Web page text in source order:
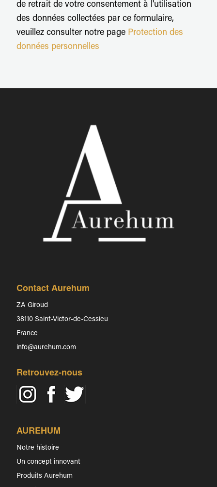
de retrait de votre consentement à l'utilisation
des données collectées par ce formulaire,
veuillez consulter notre page Protection des
données personnelles
Contact Aurehum
ZA Giroud
38110 Saint-Victor-de-Cessieu
France
info@aurehum.com
Retrouvez-nous
AUREHUM
Notre histoire
Un concept innovant
Produits Aurehum